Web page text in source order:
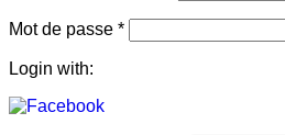
Mot de passe *Obligatoire
Login with: